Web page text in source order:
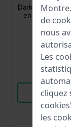
Dark Matter 21
en acier
● En
Voir les
de
nous
Les
cliquez
les